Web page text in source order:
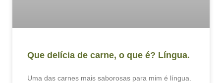
Que delícia de carne, o que é? Língua.
Uma das carnes mais saborosas para mim é língua.